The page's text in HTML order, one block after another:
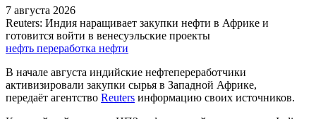
7 августа 2026
Reuters: Индия наращивает закупки нефти в Африке и
готовится войти в венесуэльские проекты
нефть переработка нефти
В начале августа индийские нефтепереработчики
активизировали закупки сырья в Западной Африке,
передаёт агентство Reuters информацию своих источников.